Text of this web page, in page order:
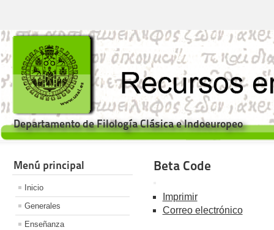
Departamento de Filología Clásica e Indoeuropeo
Menú principal
Inicio
Generales
Enseñanza
Beta Code
Imprimir
Correo electrónico